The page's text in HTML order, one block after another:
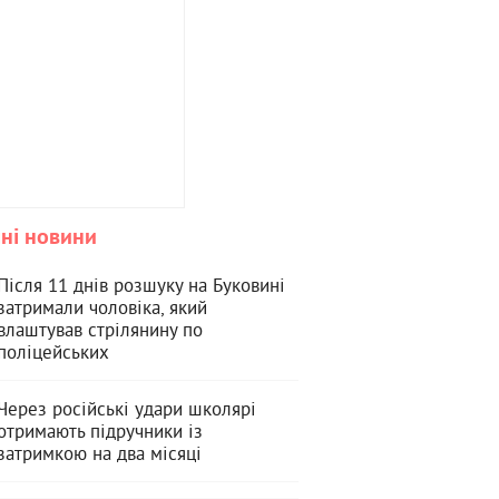
новини
11 днів розшуку на Буковині
чоловіка, який
стрілянину по
російські удари школярі
підручники із
на два місяці